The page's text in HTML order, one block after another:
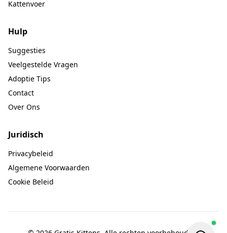
Kattenvoer
Hulp
Suggesties
Veelgestelde Vragen
Adoptie Tips
Contact
Over Ons
Juridisch
Privacybeleid
Algemene Voorwaarden
Cookie Beleid